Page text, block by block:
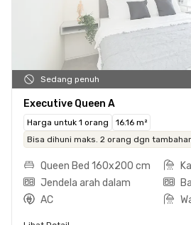
Sedang penuh
Executive Queen A
Harga untuk 1 orang
16.16 m²
Bisa dihuni maks. 2 orang dgn
Queen Bed 160x200 cm
Jendela arah dalam
AC